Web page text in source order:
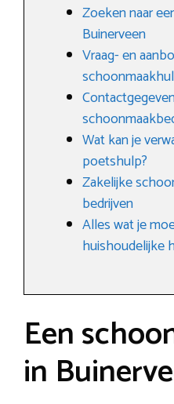
Zoeken naar
Buinerveen
Vraag- en
Wat kan je
poetshulp?
Zakelijke
bedrijven
Alles wat je
huishoudelijke
Een
in